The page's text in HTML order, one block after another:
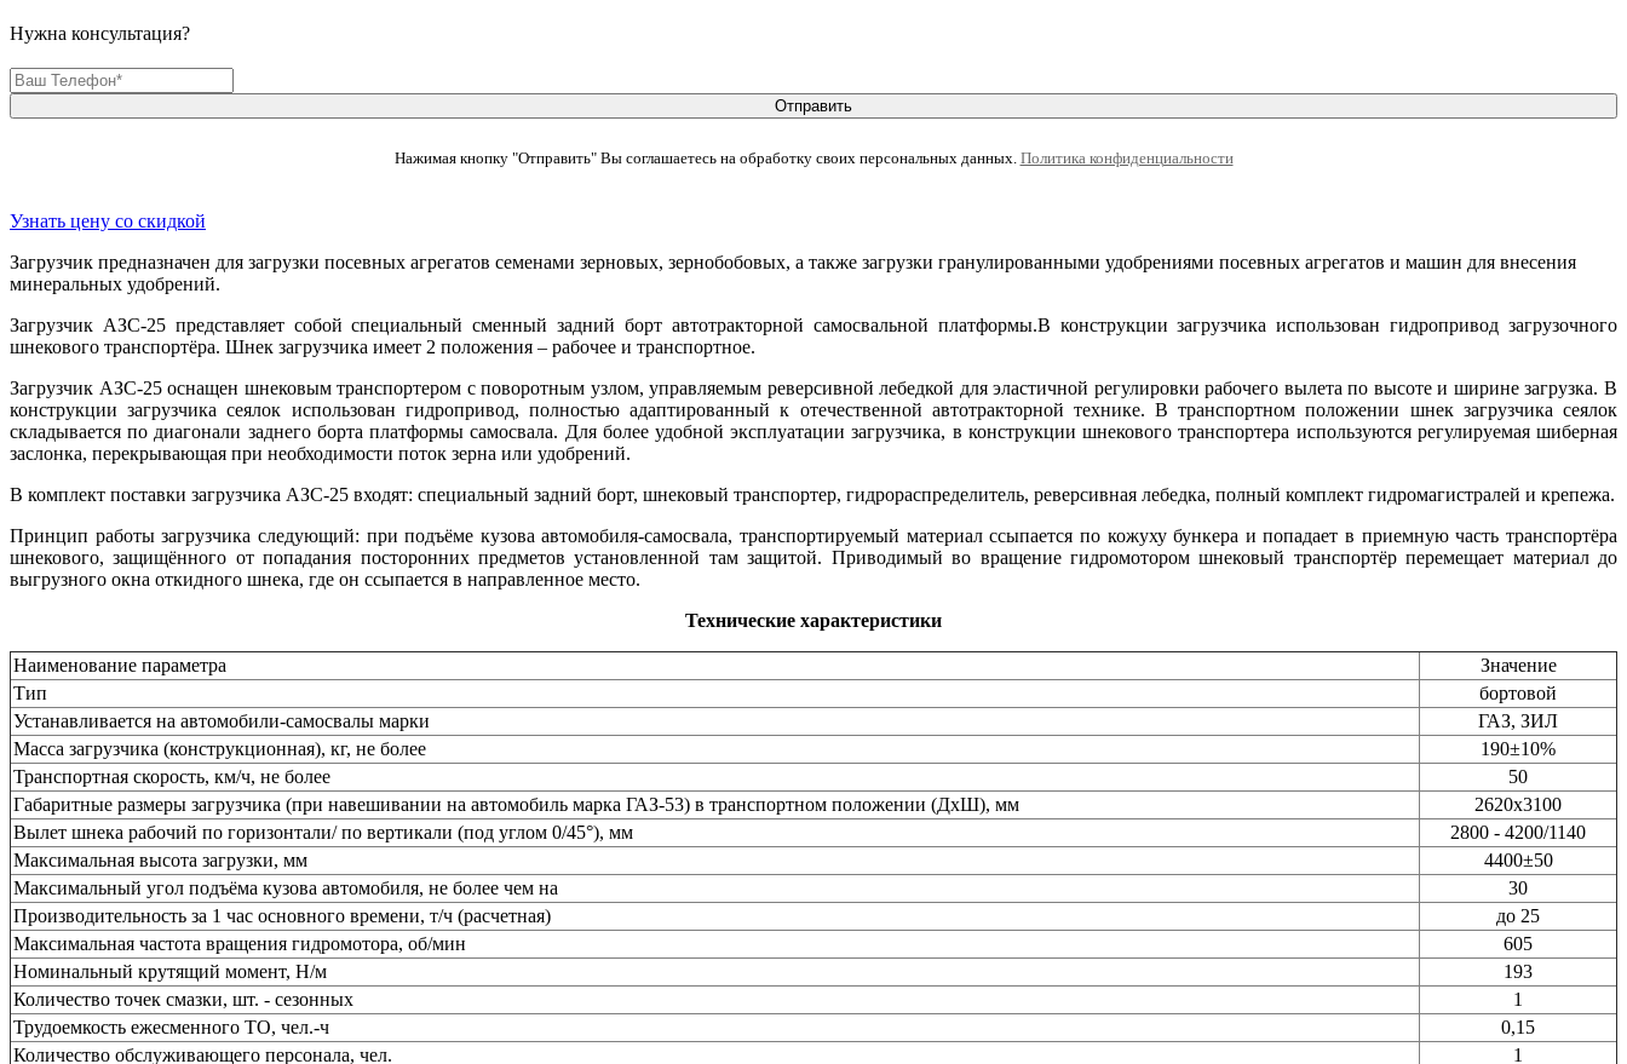
Нужна консультация?
Отправить
Нажимая кнопку "Отправить" Вы соглашаетесь на обработку своих персональных данных. Политика конфиденциальности
Узнать цену со скидкой
Загрузчик предназначен для загрузки посевных агрегатов семенами зерновых, зернобобовых, а также загрузки гранулированными удобрениями посевных агрегатов и машин для внесения
минеральных удобрений.
Загрузчик АЗС-25 представляет собой специальный сменный задний борт автотракторной самосвальной платформы.В конструкции загрузчика использован гидропривод загрузочного
шнекового транспортёра. Шнек загрузчика имеет 2 положения – рабочее и транспортное.
Загрузчик АЗС-25 оснащен шнековым транспортером с поворотным узлом, управляемым реверсивной лебедкой для эластичной регулировки рабочего вылета по высоте и ширине загрузка. В
конструкции загрузчика сеялок использован гидропривод, полностью адаптированный к отечественной автотракторной технике. В транспортном положении шнек загрузчика сеялок
складывается по диагонали заднего борта платформы самосвала. Для более удобной эксплуатации загрузчика, в конструкции шнекового транспортера используются регулируемая шиберная
заслонка, перекрывающая при необходимости поток зерна или удобрений.
В комплект поставки загрузчика АЗС-25 входят: специальный задний борт, шнековый транспортер, гидрораспределитель, реверсивная лебедка, полный комплект гидромагистралей и крепежа.
Принцип работы загрузчика следующий: при подъёме кузова автомобиля-самосвала, транспортируемый материал ссыпается по кожуху бункера и попадает в приемную часть транспортёра
шнекового, защищённого от попадания посторонних предметов установленной там защитой. Приводимый во вращение гидромотором шнековый транспортёр перемещает материал до
выгрузного окна откидного шнека, где он ссыпается в направленное место.
Технические характеристики
Наименование параметра
Значение
Тип
бортовой
Устанавливается на автомобили-самосвалы марки
ГАЗ, ЗИЛ
Масса загрузчика (конструкционная), кг, не более
190±10%
Транспортная скорость, км/ч, не более
50
Габаритные размеры загрузчика (при навешивании на автомобиль марка ГАЗ-53) в транспортном положении (ДхШ), мм
2620х3100
Вылет шнека рабочий по горизонтали/ по вертикали (под углом 0/45°), мм
2800 - 4200/1140
Максимальная высота загрузки, мм
4400±50
Максимальный угол подъёма кузова автомобиля, не более чем на
30
Производительность за 1 час основного времени, т/ч (расчетная)
до 25
Максимальная частота вращения гидромотора, об/мин
605
Номинальный крутящий момент, Н/м
193
Количество точек смазки, шт. - сезонных
1
Трудоемкость ежесменного ТО, чел.-ч
0,15
Количество обслуживающего персонала, чел.
1